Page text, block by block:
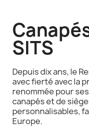
SITS
Depuis dix ans, le
avec fierté avec la
renommée pour
canapés et de
personnalisables,
Europe.